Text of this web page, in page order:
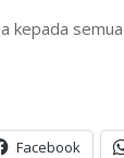
kepada
Facebook